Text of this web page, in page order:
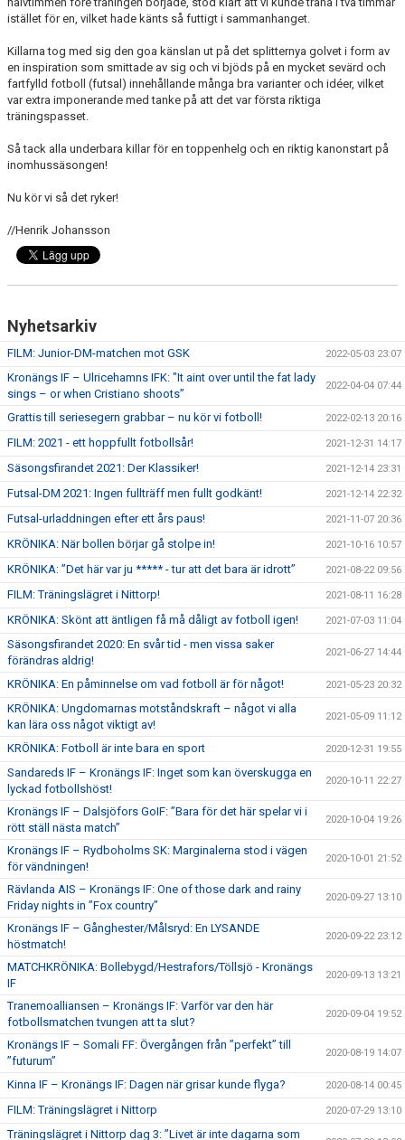
istället för en, vilket hade känts så futtigt i sammanhanget.
Killarna tog med sig den goa känslan ut på det splitternya golvet i form av
en inspiration som smittade av sig och vi bjöds på en mycket sevärd och
fartfylld fotboll (futsal) innehållande många bra varianter och idéer, vilket
var extra imponerande med tanke på att det var första riktiga
träningspasset.
Så tack alla underbara killar för en toppenhelg och en riktig kanonstart på
inomhussäsongen!
Nu kör vi så det ryker!
//Henrik Johansson
Nyhetsarkiv
FILM: Junior-DM-matchen mot GSK 2022-05-03 23:07
Kronängs IF – Ulricehamns IFK: "It aint over until the fat lady
sings – or when Cristiano shoots”
2022-04-04 07:44
Grattis till seriesegern grabbar – nu kör vi fotboll! 2022-02-13 20:16
FILM: 2021 - ett hoppfullt fotbollsår! 2021-12-31 14:17
Säsongsfirandet 2021: Der Klassiker! 2021-12-14 23:31
Futsal-DM 2021: Ingen fullträff men fullt godkänt! 2021-12-14 22:32
Futsal-urladdningen efter ett års paus! 2021-11-07 20:36
KRÖNIKA: När bollen börjar gå stolpe in! 2021-10-16 10:57
KRÖNIKA: ”Det här var ju ***** - tur att det bara är idrott” 2021-08-22 09:56
FILM: Träningslägret i Nittorp! 2021-08-11 16:28
KRÖNIKA: Skönt att äntligen få må dåligt av fotboll igen! 2021-07-03 11:04
Säsongsfirandet 2020: En svår tid - men vissa saker
förändras aldrig!
2021-06-27 14:44
KRÖNIKA: En påminnelse om vad fotboll är för något! 2021-05-23 20:32
KRÖNIKA: Ungdomarnas motståndskraft – något vi alla
kan lära oss något viktigt av!
2021-05-09 11:12
KRÖNIKA: Fotboll är inte bara en sport 2020-12-31 19:55
Sandareds IF – Kronängs IF: Inget som kan överskugga en
lyckad fotbollshöst!
2020-10-11 22:27
Kronängs IF – Dalsjöfors GoIF: ”Bara för det här spelar vi i
rött ställ nästa match”
2020-10-04 19:26
Kronängs IF – Rydboholms SK: Marginalerna stod i vägen
för vändningen!
2020-10-01 21:52
Rävlanda AIS – Kronängs IF: One of those dark and rainy
Friday nights in ”Fox country”
2020-09-27 13:10
Kronängs IF – Gånghester/Målsryd: En LYSANDE
höstmatch!
2020-09-22 23:12
MATCHKRÖNIKA: Bollebygd/Hestrafors/Töllsjö - Kronängs
IF
2020-09-13 13:21
Tranemoalliansen – Kronängs IF: Varför var den här
fotbollsmatchen tvungen att ta slut?
2020-09-04 19:52
Kronängs IF – Somali FF: Övergången från ”perfekt” till
”futurum”
2020-08-19 14:07
Kinna IF – Kronängs IF: Dagen när grisar kunde flyga? 2020-08-14 00:45
FILM: Träningslägret i Nittorp 2020-07-29 13:10
Träningslägret i Nittorp dag 3: ”Livet är inte dagarna som